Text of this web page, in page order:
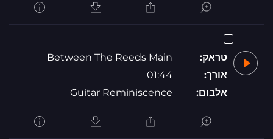
טראק:
Between The Reeds Main
אורך:
01:44
אלבום:
Guitar Reminiscence